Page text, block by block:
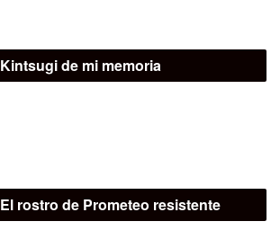
Kintsugi de mi memoria
El rostro de Prometeo resistente